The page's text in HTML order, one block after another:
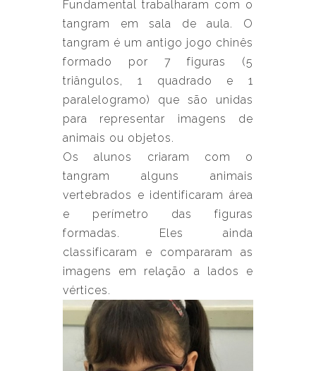
Fundamental trabalharam com o
tangram em sala de aula. O
tangram é um antigo jogo chinês
formado por 7 figuras (5
triângulos, 1 quadrado e 1
paralelogramo) que são unidas
para representar imagens de
animais ou objetos.
Os alunos criaram com o
tangram alguns animais
vertebrados e identificaram área
e perímetro das figuras
formadas. Eles ainda
classificaram e compararam as
imagens em relação a lados e
vértices.